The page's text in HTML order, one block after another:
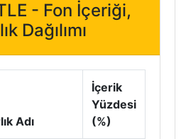
- Fon İçeriği,
Dağılımı
Adı
İçerik
Yüzdesi
(%)